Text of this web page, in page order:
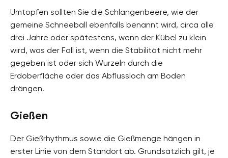
Umtopfen sollten Sie die Schlangenbeere, wie der
gemeine Schneeball ebenfalls benannt wird, circa alle
drei Jahre oder spätestens, wenn der Kübel zu klein
wird, was der Fall ist, wenn die Stabilität nicht mehr
gegeben ist oder sich Wurzeln durch die
Erdoberfläche oder das Abflussloch am Boden
drängen.
Gießen
Der Gießrhythmus sowie die Gießmenge hängen in
erster Linie von dem Standort ab. Grundsätzlich gilt, je